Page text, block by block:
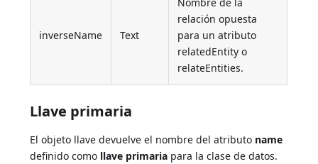
inverseName Text
relación opuesta
para un atributo
relatedEntity o
relateEntities.
Llave primaria
El objeto llave devuelve el nombre del atributo name
definido como llave primaria para la clase de datos.